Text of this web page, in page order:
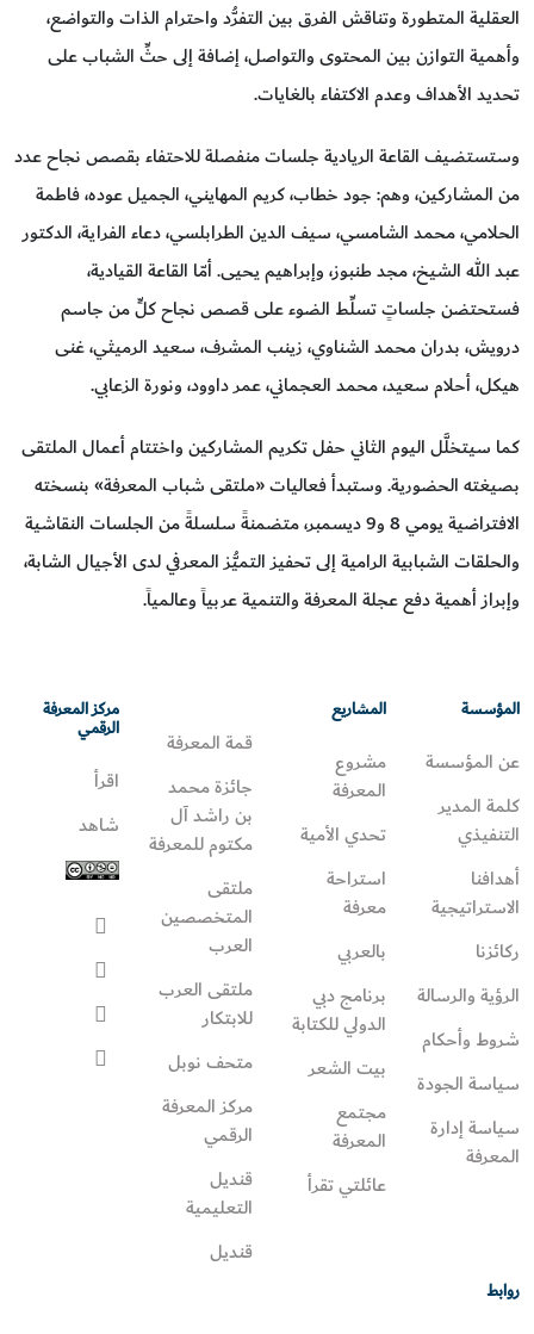
العقلية المتطورة وتناقش الفرق بين التفرُّد واحترام الذات والتواضع،
وأهمية التوازن بين المحتوى والتواصل، إضافة إلى حثِّ الشباب على
تحديد الأهداف وعدم الاكتفاء بالغايات.
وستستضيف القاعة الريادية جلسات منفصلة للاحتفاء بقصص نجاح عدد
من المشاركين، وهم: جود خطاب، كريم المهايني، الجميل عوده، فاطمة
الحلامي، محمد الشامسي، سيف الدين الطرابلسي، دعاء الفراية، الدكتور
عبد الله الشيخ، مجد طنبوز، وإبراهيم يحيى. أمّا القاعة القيادية،
فستحتضن جلساتٍ تسلِّط الضوء على قصص نجاح كلٍّ من جاسم
درويش، بدران محمد الشناوي، زينب المشرف، سعيد الرميثي، غنى
هيكل، أحلام سعيد، محمد العجماني، عمر داوود، ونورة الزعابي.
كما سيتخلَّل اليوم الثاني حفل تكريم المشاركين واختتام أعمال الملتقى
بصيغته الحضورية. وستبدأ فعاليات «ملتقى شباب المعرفة» بنسخته
الافتراضية يومي 8 و9 ديسمبر، متضمنةً سلسلةً من الجلسات النقاشية
والحلقات الشبابية الرامية إلى تحفيز التميُّز المعرفي لدى الأجيال الشابة،
وإبراز أهمية دفع عجلة المعرفة والتنمية عربياً وعالمياً.
المؤسسة
عن المؤسسة
كلمة المدير
التنفيذي
أهدافنا
الاستراتيجية
ركائزنا
الرؤية والرسالة
شروط وأحكام
سياسة الجودة
سياسة إدارة
المعرفة
المشاريع
مشروع
المعرفة
تحدي الأمية
استراحة
معرفة
بالعربي
برنامج دبي
الدولي للكتابة
بيت الشعر
مجتمع
المعرفة
عائلتي تقرأ‎
قمة المعرفة
جائزة محمد
بن راشد آل
مكتوم للمعرفة
ملتقى
المتخصصين
العرب
ملتقى العرب
للابتكار
متحف نوبل
مركز المعرفة
الرقمي
قنديل
التعليمية
قنديل
مركز المعرفة
الرقمي
اقرأ
شاهد
روابط